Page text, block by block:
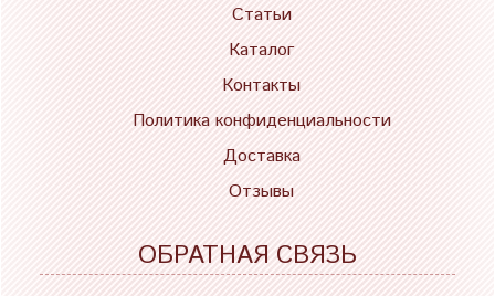
Статьи
Каталог
Контакты
Политика конфиденциальности
Доставка
Отзывы
ОБРАТНАЯ СВЯЗЬ